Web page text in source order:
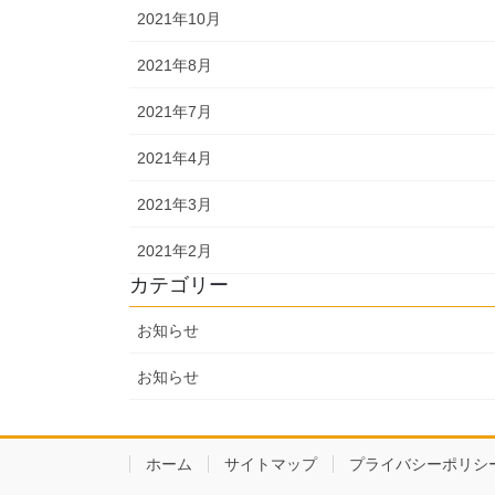
2021年10月
2021年8月
2021年7月
2021年4月
2021年3月
2021年2月
カテゴリー
お知らせ
お知らせ
ホーム サイトマップ プライバシーポリシ